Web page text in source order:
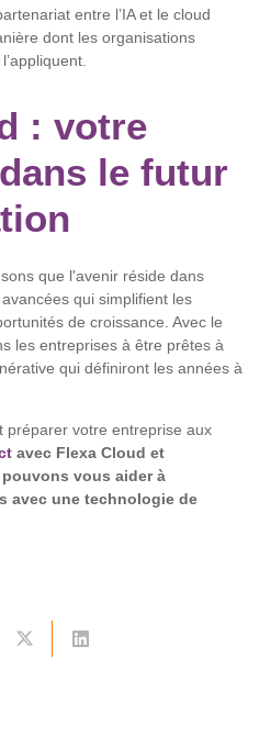
entre l’IA et le cloud
dont les organisations
: votre
le futur
que l'avenir réside dans
qui simplifient les
de croissance. Avec le
les entreprises à être prêtes à
qui définiront les années à
préparer votre entreprise aux
avec Flexa Cloud et
vous aider à
avec une technologie de